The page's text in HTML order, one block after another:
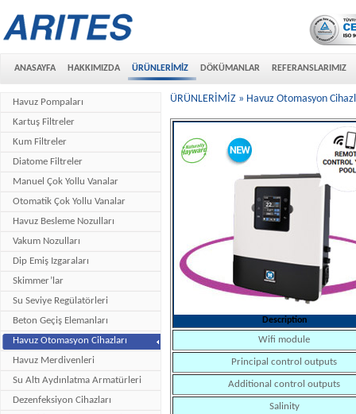
ANASAYFA HAKKIMIZDA ÜRÜNLERİMİZ DÖKÜMANLAR REFERANSLARIMIZ
Havuz Pompaları
Kartuş Filtreler
Kum Filtreler
Diatome Filtreler
Manuel Çok Yollu Vanalar
Otomatik Çok Yollu Vanalar
Havuz Besleme Nozulları
Vakum Nozulları
Dip Emiş Izgaraları
Skimmer’lar
Su Seviye Regülatörleri
Beton Geçiş Elemanları
Havuz Otomasyon Cihazları
Havuz Merdivenleri
Su Altı Aydınlatma Armatürleri
Dezenfeksiyon Cihazları
ÜRÜNLERİMİZ » Havuz Otomasyon
Description
Wifi module
Principal control outputs
Additional control outputs
Salinity